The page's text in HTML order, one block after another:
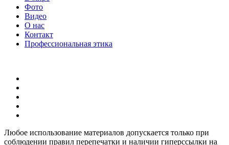
Фото
Видео
О нас
Контакт
Профессиональная этика
Любое использование материалов допускается только при
соблюдении правил перепечатки и наличии гиперссылки на